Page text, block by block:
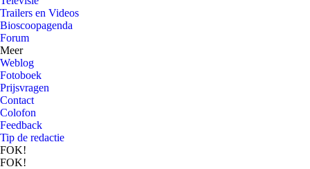
Trailers en Videos
Bioscoopagenda
Forum
Meer
Weblog
Fotoboek
Prijsvragen
Contact
Colofon
Feedback
Tip de redactie
FOK!
FOK!